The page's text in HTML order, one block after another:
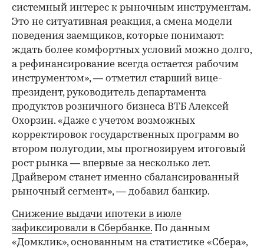
системный интерес к рыночным инструментам.
Это не ситуативная реакция, а смена модели
поведения заемщиков, которые понимают:
ждать более комфортных условий можно долго,
а рефинансирование всегда остается рабочим
инструментом», — отметил старший вице-
президент, руководитель департамента
продуктов розничного бизнеса ВТБ Алексей
Охорзин. «Даже с учетом возможных
корректировок государственных программ во
втором полугодии, мы прогнозируем итоговый
рост рынка — впервые за несколько лет.
Драйвером станет именно сбалансированный
рыночный сегмент», — добавил банкир.
Снижение выдачи ипотеки в июле
зафиксировали в Сбербанке. По данным
«Домклик», основанным на статистике «Сбера»,